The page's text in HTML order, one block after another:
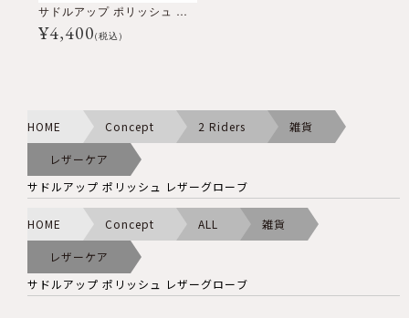
サドルアップ ポリッシュ レザーグローブ
¥4,400(税込)
HOME Concept 2 Riders 雑貨
レザーケア
サドルアップ ポリッシュ レザーグローブ
HOME Concept ALL 雑貨
レザーケア
サドルアップ ポリッシュ レザーグローブ